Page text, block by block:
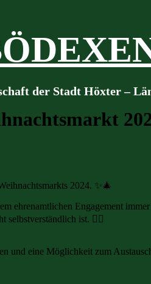
der Stadt Höxter –
2024. ✨🎄
ehrenamtlichen Engagement
ist. 👆🏼
und eine Möglichkeit zum